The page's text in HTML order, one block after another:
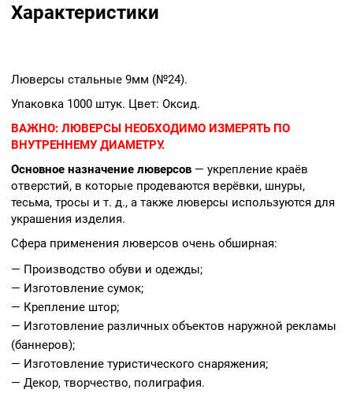
Характеристики
Люверсы стальные 9мм (№24).
Упаковка 1000 штук. Цвет: Оксид.
ВАЖНО: ЛЮВЕРСЫ НЕОБХОДИМО ИЗМЕРЯТЬ ПО
ВНУТРЕННЕМУ ДИАМЕТРУ.
Основное назначение люверсов — укрепление краёв
отверстий, в которые продеваются верёвки, шнуры,
тесьма, тросы и т. д., а также люверсы используются для
украшения изделия.
Сфера применения люверсов очень обширная:
— Производство обуви и одежды;
— Изготовление сумок;
— Крепление штор;
— Изготовление различных объектов наружной рекламы
(баннеров);
— Изготовление туристического снаряжения;
— Декор, творчество, полиграфия.